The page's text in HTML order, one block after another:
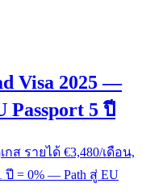
Visa 2025 —
Passport 5 ปี
กส รายได้ €3,480/เดือน,
ปี = 0% — Path สู่ EU